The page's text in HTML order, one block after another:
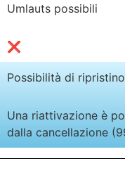
Umlauts possibili
❌
Possibilità di
Una riattivazione è
dalla cancellazione